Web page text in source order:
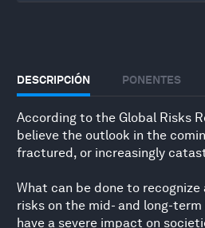
DESCRIPCIÓN PONENTES
According to the Global Risks
believe the outlook in the
fractured, or increasingly
What can be done to
risks on the mid- and long-
have a severe impact on